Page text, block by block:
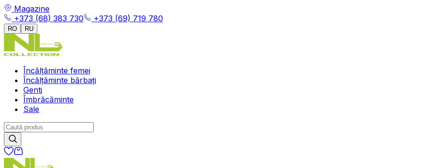
Magazine
+373 (68) 383 730
+373 (69) 719 780
RO RU
Încălțăminte femei
Încălțăminte bărbați
Genti
Îmbrăcăminte
Sale